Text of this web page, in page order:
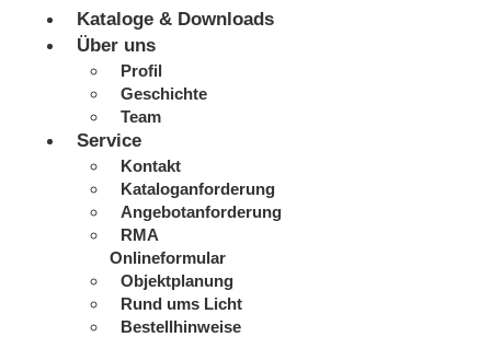
Kataloge & Downloads
Über uns
Profil
Geschichte
Team
Service
Kontakt
Kataloganforderung
Angebotanforderung
RMA
Onlineformular
Objektplanung
Rund ums Licht
Bestellhinweise